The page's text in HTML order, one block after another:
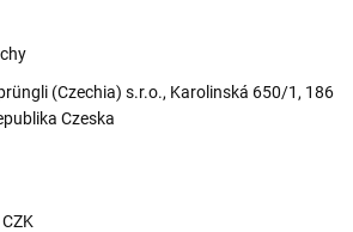
(Czechia) s.r.o., Karolinská 650/1, 186
Czeska